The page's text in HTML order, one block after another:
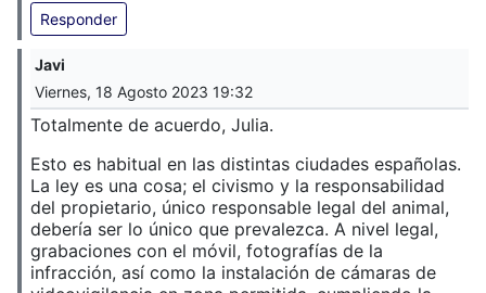
Responder
Javi
Viernes, 18 Agosto 2023 19:32
Totalmente de acuerdo, Julia.
Esto es habitual en las distintas ciudades españolas.
La ley es una cosa; el civismo y la responsabilidad
del propietario, único responsable legal del animal,
debería ser lo único que prevalezca. A nivel legal,
grabaciones con el móvil, fotografías de la
infracción, así como la instalación de cámaras de